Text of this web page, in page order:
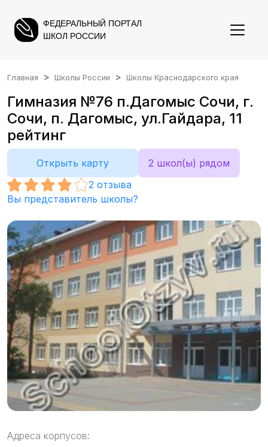
ФЕДЕРАЛЬНЫЙ ПОРТАЛ
ШКОЛ РОССИИ
Главная Школы России Школы Краснодарского края
Гимназия №76 п.Дагомыс Сочи, г.
Сочи, п. Дагомыс, ул.Гайдара, 11
рейтинг
Открыть карту
2 школ(ы) рядом
2 отзыва
Вы представитель школы?
Адреса корпусов: